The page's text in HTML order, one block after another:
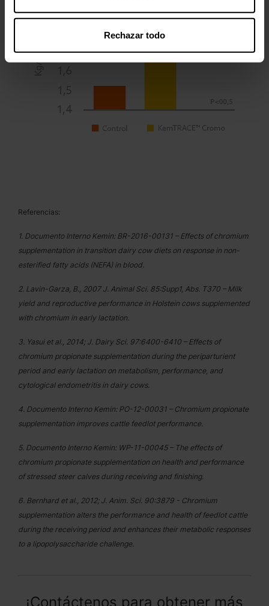
Rechazar todo
Referencias:
1. Documento Interno Kemin: BR-2016-00131 – Effects of chromium
supplementation in transition dairy cow diets on response in non-
esterified fatty acids (NEFA) in blood.
2. Lavin-Garza, B., 2007 J. Animal Sci. 85:Supp1, Abs. T370 – Milk
yield and reproductive performance in Holstein cows supplemented
with chromium in early lactation.
3. Yasui et al., 2014; J. Dairy Sci. 97:6400-6410 – Effects of
chromium propionate supplementation during the periparturient
period and early lactation on metabolism, performance, and
cytological endometritis in dairy cows.
4. Documento Interno Kemin: PO-12-00031 – Chromium propionate
supplementation improves cattle feedlot performance.
5. Documento Interno Kemin: WP-11-00045 – The effects of
chromium propionate supplementation on health and performance
of stressed steer calves during receiving and finishing.
6. Bernhard et al., 2012; J. Anim. Sci. 90:3879 - Chromium
supplementation alters the performance and health of feedlot cattle
during the receiving period and enhances their metabolic responses
to a lipopolysaccharide challenge.
¡Contáctenos para obtener más